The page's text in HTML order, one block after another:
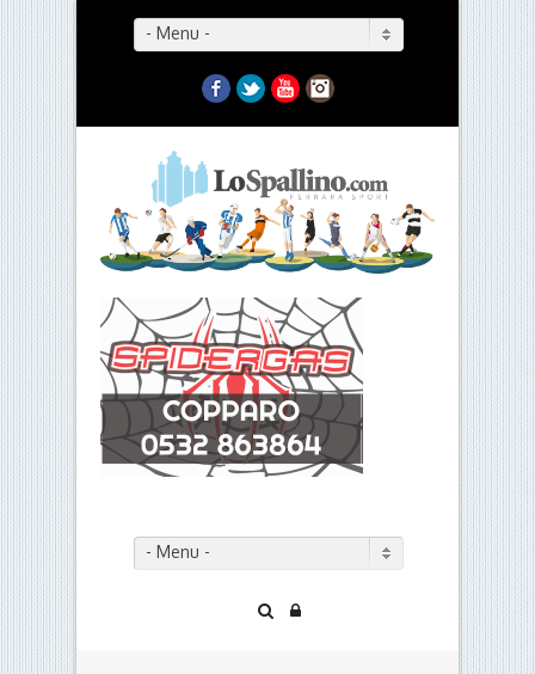
- Menu -
Facebook
TwitterYouTubeInstagram
- Menu -